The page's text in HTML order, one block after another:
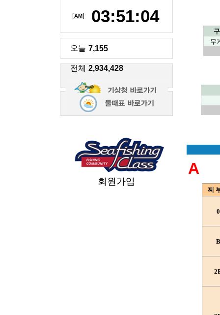
AM 03:51:06
오늘 7,155
전체 2,934,428
회원가입
무
A
찌
0
B